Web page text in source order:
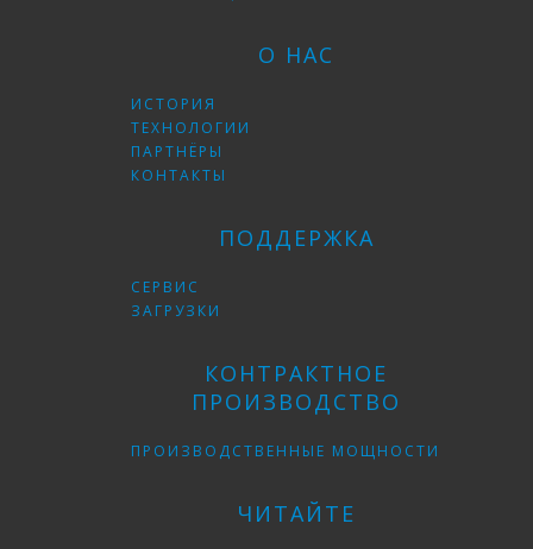
О НАС
ИСТОРИЯ
ТЕХНОЛОГИИ
ПАРТНЁРЫ
КОНТАКТЫ
ПОДДЕРЖКА
СЕРВИС
ЗАГРУЗКИ
КОНТРАКТНОЕ
ПРОИЗВОДСТВО
ПРОИЗВОДСТВЕННЫЕ МОЩНОСТИ
ЧИТАЙТЕ